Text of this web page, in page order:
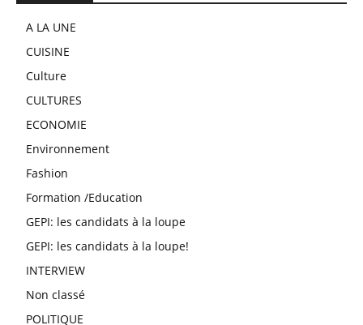
A LA UNE
CUISINE
Culture
CULTURES
ECONOMIE
Environnement
Fashion
Formation /Education
GEPI: les candidats à la loupe
GEPI: les candidats à la loupe!
INTERVIEW
Non classé
POLITIQUE